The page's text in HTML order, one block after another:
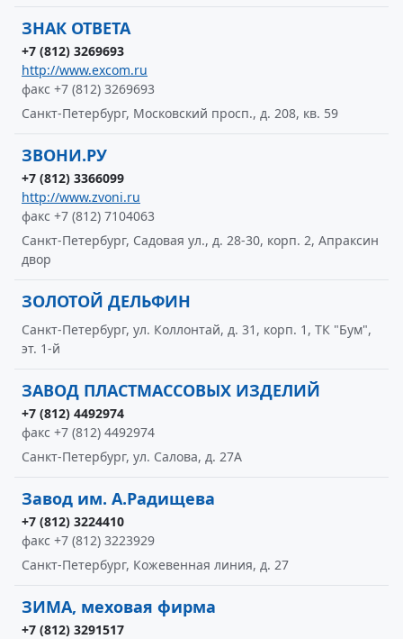
ЗНАК ОТВЕТА
+7 (812) 3269693
http://www.excom.ru
факс +7 (812) 3269693
Санкт-Петербург, Московский просп., д. 208, кв. 59
ЗВОНИ.РУ
+7 (812) 3366099
http://www.zvoni.ru
факс +7 (812) 7104063
Санкт-Петербург, Садовая ул., д. 28-30, корп. 2, Апраксин
двор
ЗОЛОТОЙ ДЕЛЬФИН
Санкт-Петербург, ул. Коллонтай, д. 31, корп. 1, ТК "Бум",
эт. 1-й
ЗАВОД ПЛАСТМАССОВЫХ ИЗДЕЛИЙ
+7 (812) 4492974
факс +7 (812) 4492974
Санкт-Петербург, ул. Салова, д. 27А
Завод им. А.Радищева
+7 (812) 3224410
факс +7 (812) 3223929
Санкт-Петербург, Кожевенная линия, д. 27
ЗИМА, меховая фирма
+7 (812) 3291517